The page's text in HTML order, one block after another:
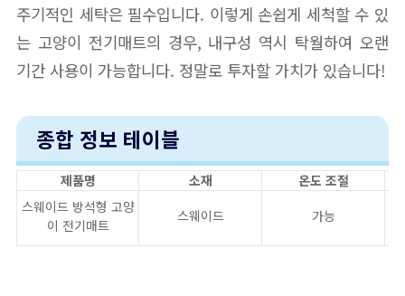
주기적인 세탁은 필수입니다. 이렇게 손쉽게 세척할 수 있
는 고양이 전기매트의 경우, 내구성 역시 탁월하여 오랜
기간 사용이 가능합니다. 정말로 투자할 가치가 있습니다!
종합 정보 테이블
제품명 소재
온도 조절
스웨이드 방석형 고양
이 전기매트
스웨이드 가능